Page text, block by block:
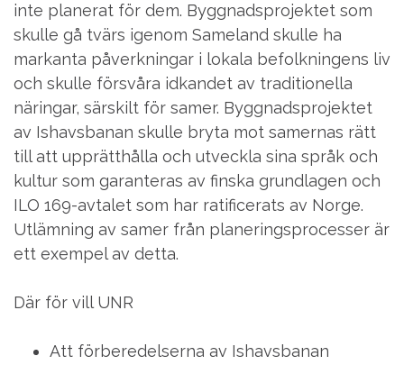
inte planerat för dem. Byggnadsprojektet som
skulle gå tvärs igenom Sameland skulle ha
markanta påverkningar i lokala befolkningens liv
och skulle försvåra idkandet av traditionella
näringar, särskilt för samer. Byggnadsprojektet
av Ishavsbanan skulle bryta mot samernas rätt
till att upprätthålla och utveckla sina språk och
kultur som garanteras av finska grundlagen och
ILO 169-avtalet som har ratificerats av Norge.
Utlämning av samer från planeringsprocesser är
ett exempel av detta.
Där för vill UNR
Att förberedelserna av Ishavsbanan